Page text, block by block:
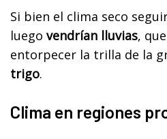
Si bien el clima seco
luego vendrían lluvias,
entorpecer la trilla de la
trigo.
Clima en regiones